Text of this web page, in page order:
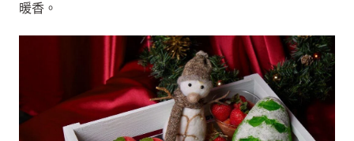
暖香。